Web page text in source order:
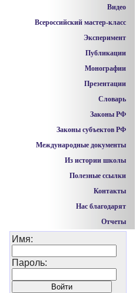
Видео
Всероссийский мастер-класс
Эксперимент
Публикации
Монографии
Презентации
Словарь
Законы РФ
Законы субъектов РФ
Международные документы
Из истории школы
Полезные ссылки
Контакты
Нас благодарят
Отчеты
Имя:
Пароль: